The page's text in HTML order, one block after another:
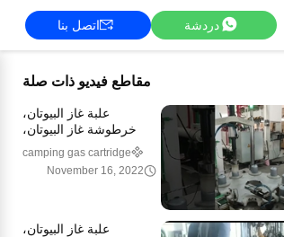
دردشة اتصل بنا
مقاطع فيديو ذات صلة
علبة غاز البيوتان،
خرطوشة غاز البيوتان،
camping gas cartridge
November 16, 2022
علبة غاز البيوتان،